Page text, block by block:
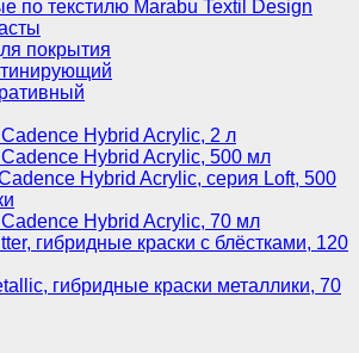
по текстилю Marabu Textil Design
покрытия
Hybrid Acrylic, 2 л
Hybrid Acrylic, 500 мл
Hybrid Acrylic, серия Loft, 500
Hybrid Acrylic, 70 мл
гибридные краски с блёстками, 120
гибридные краски металлики, 70